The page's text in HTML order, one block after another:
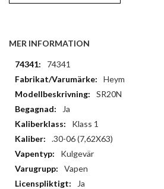
MER INFORMATION
Mer
information
74341
Heym
SR20N
Ja
Klass 1
.30-06 (7,62X63)
Kulgevär
Vapen
Ja